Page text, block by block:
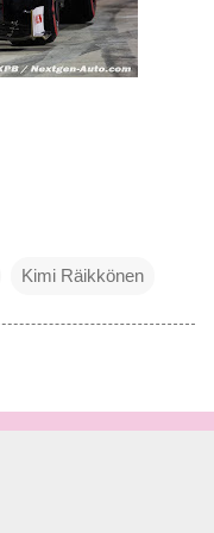
Kimi Räikkönen